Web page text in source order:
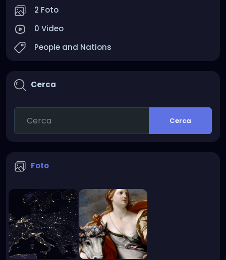
2 Foto
0 Video
People and Nations
Cerca
Cerca
Foto